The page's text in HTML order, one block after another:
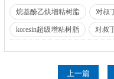
烷基酚乙炔增粘树脂 对叔
koresin超级增粘树脂 对叔
上一篇